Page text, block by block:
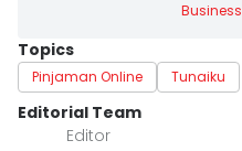
Business
Topics
Pinjaman Online Tunaiku
Editorial Team
Editor